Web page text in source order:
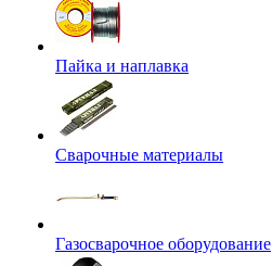
Пайка и наплавка
Сварочные материалы
Газосварочное оборудование